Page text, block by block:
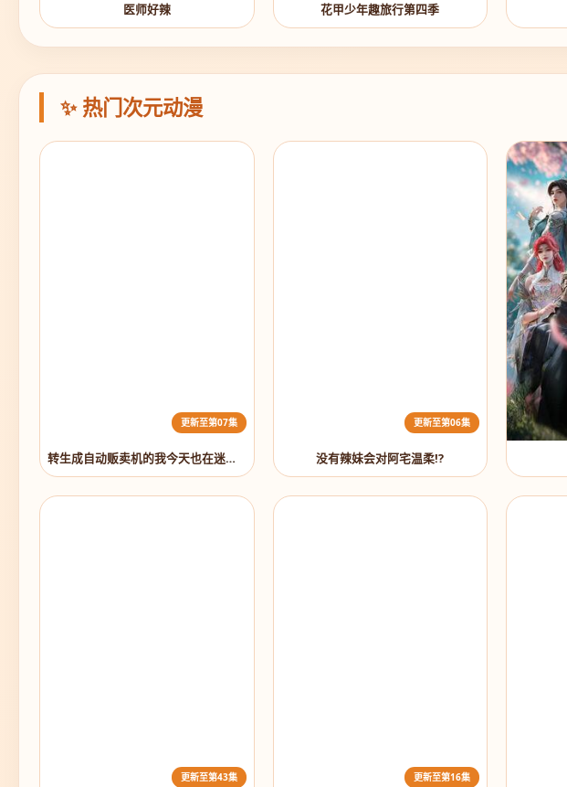
医师好辣 花甲少年趣旅行第四季
✨ 热门次元动漫
更新至第07集
转生成自动贩卖机的我今天也在迷宫徘徊第三季
更新至第06集
没有辣妹会对阿宅温柔!?
更新至第43集 更新至第16集